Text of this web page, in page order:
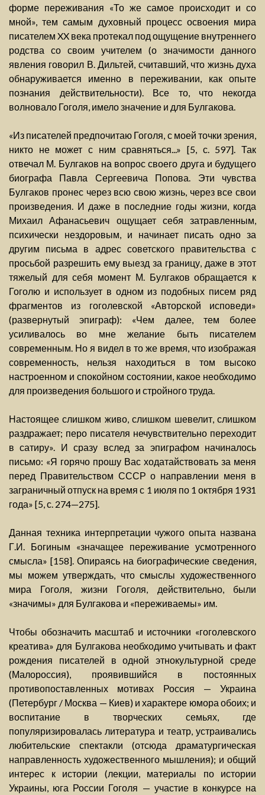
форме переживания «То же самое происходит и со
мной», тем самым духовный процесс освоения мира
писателем XX века протекал под ощущение внутреннего
родства со своим учителем (о значимости данного
явления говорил В. Дильтей, считавший, что жизнь духа
обнаруживается именно в переживании, как опыте
познания действительности). Все то, что некогда
волновало Гоголя, имело значение и для Булгакова.
«Из писателей предпочитаю Гоголя, с моей точки зрения,
никто не может с ним сравняться...» [5, с. 597]. Так
отвечал М. Булгаков на вопрос своего друга и будущего
биографа Павла Сергеевича Попова. Эти чувства
Булгаков пронес через всю свою жизнь, через все свои
произведения. И даже в последние годы жизни, когда
Михаил Афанасьевич ощущает себя затравленным,
психически нездоровым, и начинает писать одно за
другим письма в адрес советского правительства с
просьбой разрешить ему выезд за границу, даже в этот
тяжелый для себя момент М. Булгаков обращается к
Гоголю и использует в одном из подобных писем ряд
фрагментов из гоголевской «Авторской исповеди»
(развернутый эпиграф): «Чем далее, тем более
усиливалось во мне желание быть писателем
современным. Но я видел в то же время, что изображая
современность, нельзя находиться в том высоко
настроенном и спокойном состоянии, какое необходимо
для произведения большого и стройного труда.
Настоящее слишком живо, слишком шевелит, слишком
раздражает; перо писателя нечувствительно переходит
в сатиру». И сразу вслед за эпиграфом начиналось
письмо: «Я горячо прошу Вас ходатайствовать за меня
перед Правительством СССР о направлении меня в
заграничный отпуск на время с 1 июля по 1 октября 1931
года» [5, с. 274—275].
Данная техника интерпретации чужого опыта названа
Г.И. Богиным «значащее переживание усмотренного
смысла» [158]. Опираясь на биографические сведения,
мы можем утверждать, что смыслы художественного
мира Гоголя, жизни Гоголя, действительно, были
«значимы» для Булгакова и «переживаемы» им.
Чтобы обозначить масштаб и источники «гоголевского
креатива» для Булгакова необходимо учитывать и факт
рождения писателей в одной этнокультурной среде
(Малороссия), проявившийся в постоянных
противопоставленных мотивах Россия — Украина
(Петербург / Москва — Киев) и характере юмора обоих; и
воспитание в творческих семьях, где
популяризировалась литература и театр, устраивались
любительские спектакли (отсюда драматургическая
направленность художественного мышления); и общий
интерес к истории (лекции, материалы по истории
Украины, юга России Гоголя — участие в конкурсе на